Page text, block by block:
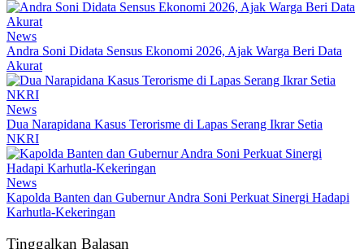
News
Andra Soni Didata Sensus Ekonomi 2026, Ajak Warga Beri Data
Akurat
News
Dua Narapidana Kasus Terorisme di Lapas Serang Ikrar Setia
NKRI
News
Kapolda Banten dan Gubernur Andra Soni Perkuat Sinergi Hadapi
Karhutla-Kekeringan
Tinggalkan Balasan